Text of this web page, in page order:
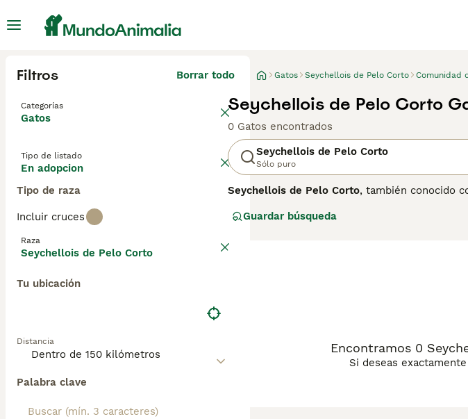
Filtros Borrar todo
Categorías
Gatos
Tipo de listado
En adopcion
Tipo de raza
Incluir cruces
Raza
Seychellois de Pelo Corto
Tu ubicación
Distancia
Palabra clave
Gatos Seychellois de Pelo Corto Comunidad
Seychellois de Pelo Corto
0 Gatos encontrados
Seychellois de Pelo Corto
Sólo puro
Seychellois de Pelo Corto, también conocido
patrón de pelaje tipo "Van": predominio de
particular. Son gatos muy activos, inteligentes
mucha interacción y no toleran bien la
que valga la pena su cuidado y compromiso.
Guardar búsqueda
Encontramos 0
Si deseas